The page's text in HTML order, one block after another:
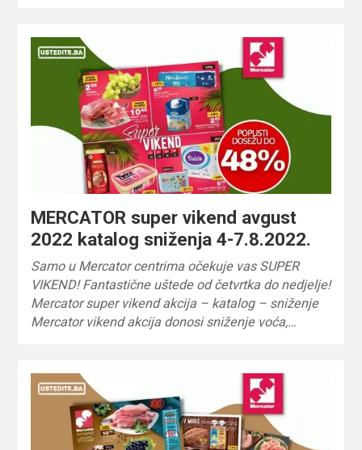
MERCATOR super vikend avgust
2022 katalog sniženja 4-7.8.2022.
Samo u Mercator centrima očekuje vas SUPER
VIKEND! Fantastične uštede od četvrtka do nedjelje!
Mercator super vikend akcija – katalog – sniženje
Mercator vikend akcija donosi sniženje voća,…